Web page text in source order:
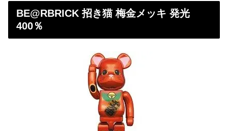
BE@RBRICK 招き猫 梅金メッキ 発光
400％